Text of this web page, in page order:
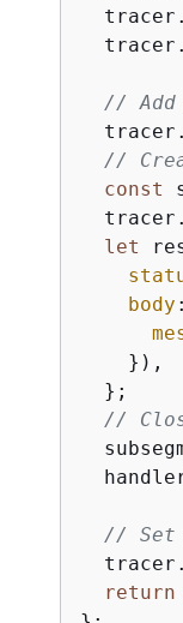
// Add
//
const
let
body
    }),
  };
//
// Set
return